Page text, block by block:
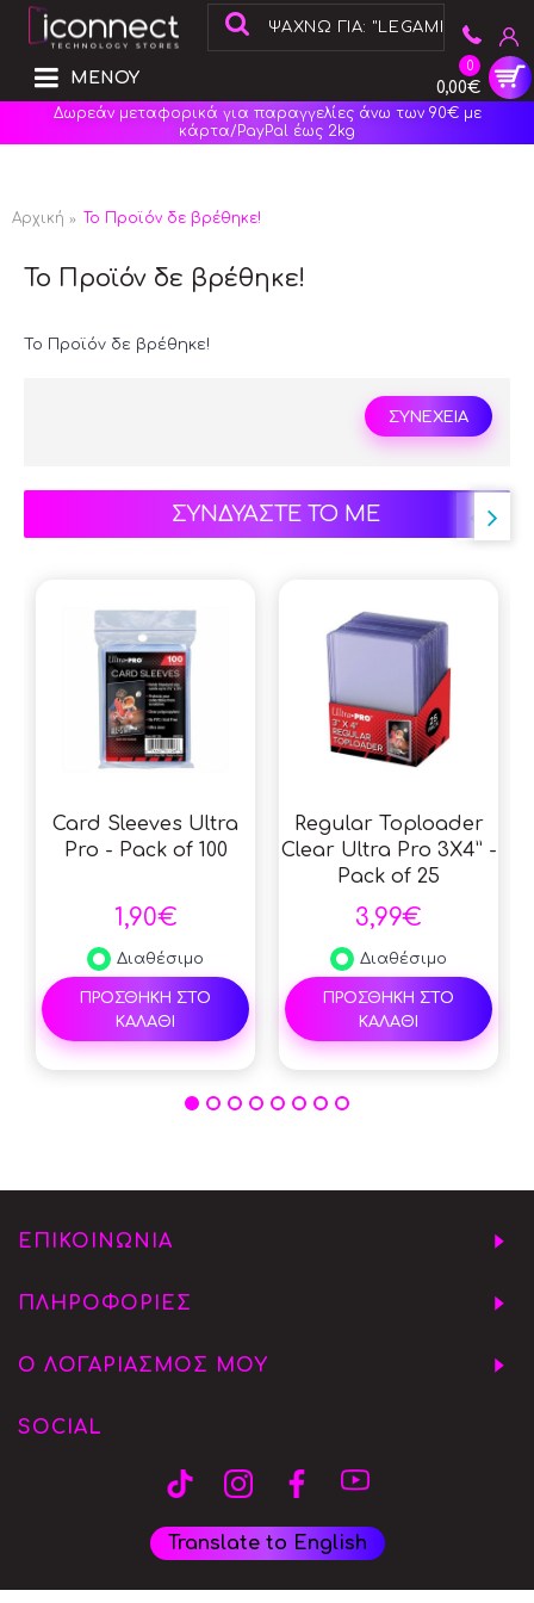
0
0,00€
ΜΕΝΟΥ
Δωρεάν μεταφορικά για παραγγελίες άνω των 90€ με
κάρτα/PayPal έως 2kg
Αρχική Το Προϊόν δε βρέθηκε!
Το Προϊόν δε βρέθηκε!
Το Προϊόν δε βρέθηκε!
ΣΥΝΕΧΕΙΑ
ΣΥΝΔΥΑΣΤΕ ΤΟ ΜΕ
Card Sleeves Ultra
Pro - Pack of 100
1,90€
Διαθέσιμο
ΠΡΟΣΘΗΚΗ ΣΤΟ
ΚΑΛΑΘΙ
Regular Toploader
Clear Ultra Pro 3X4” -
Pack of 25
3,99€
Διαθέσιμο
ΠΡΟΣΘΗΚΗ ΣΤΟ
ΚΑΛΑΘΙ
ΕΠΙΚΟΙΝΩΝΙΑ
ΠΛΗΡΟΦΟΡΙΕΣ
Ο ΛΟΓΑΡΙΑΣΜΟΣ ΜΟΥ
SOCIAL
Translate to English